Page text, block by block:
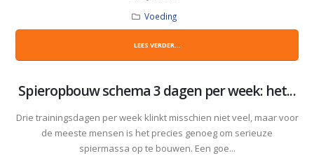
Voeding
LEES VERDER...
Spieropbouw schema 3 dagen per week: het...
Drie trainingsdagen per week klinkt misschien niet veel, maar voor
de meeste mensen is het precies genoeg om serieuze
spiermassa op te bouwen. Een goe...